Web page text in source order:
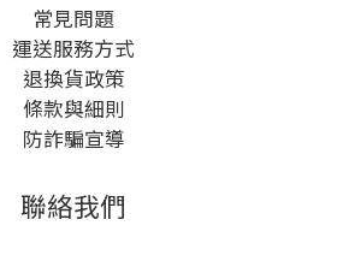
常見問題
運送服務方式
退換貨政策
條款與細則
防詐騙宣導
聯絡我們